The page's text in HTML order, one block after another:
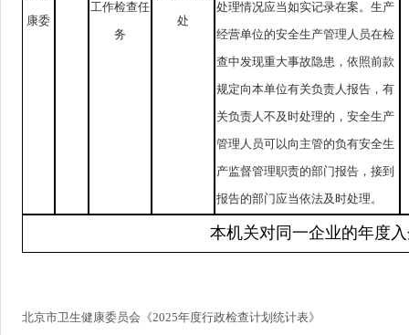
康委
工作检查任
务
处
处理情况应当如实记录在案。生产
经营单位的安全生产管理人员在检
查中发现重大事故隐患，依照前款
规定向本单位有关负责人报告，有
关负责人不及时处理的，安全生产
管理人员可以向主管的负有安全生
产监督管理职责的部门报告，接到
报告的部门应当依法及时处理。
本机关对同一企业的年
北京市卫生健康委员会《2025年度行政检查计划统计表》